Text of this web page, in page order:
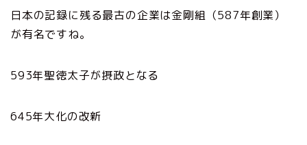
日本の記録に残る最古の企業は金剛組（587年創業）
が有名ですね。
593年聖徳太子が摂政となる
645年大化の改新